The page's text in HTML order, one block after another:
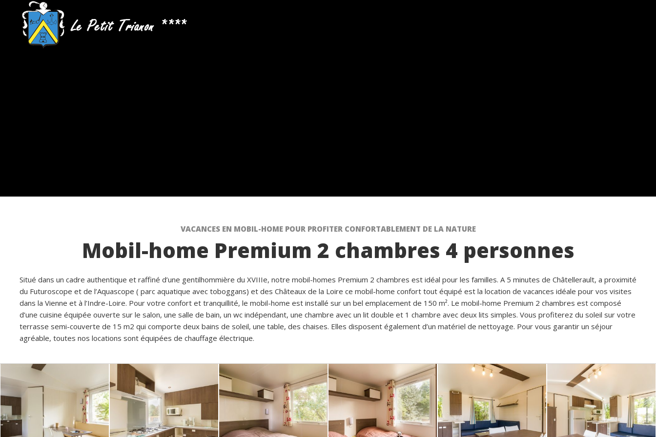
VACANCES EN MOBIL-HOME POUR PROFITER CONFORTABLEMENT DE LA NATURE
Mobil-home Premium 2 chambres 4 personnes
Situé dans un cadre authentique et raffiné d’une gentilhommière du XVIIIe, notre mobil-homes Premium 2 chambres est idéal pour les familles. A 5 minutes de Châtellerault, a proximité
du Futuroscope et de l’Aquascope ( parc aquatique avec toboggans) et des Châteaux de la Loire ce mobil-home confort tout équipé est la location de vacances idéale pour vos visites
dans la Vienne et à l’Indre-Loire. Pour votre confort et tranquillité, le mobil-home est installé sur un bel emplacement de 150 m². Le mobil-home Premium 2 chambres est composé
d’une cuisine équipée ouverte sur le salon, une salle de bain, un wc indépendant, une chambre avec un lit double et 1 chambre avec deux lits simples. Vous profiterez du soleil sur votre
terrasse semi-couverte de 15 m2 qui comporte deux bains de soleil, une table, des chaises. Elles disposent également d’un matériel de nettoyage. Pour vous garantir un séjour
agréable, toutes nos locations sont équipées de chauffage électrique.